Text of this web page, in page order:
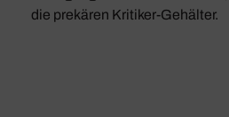
die prekären Kritiker-Gehälter.